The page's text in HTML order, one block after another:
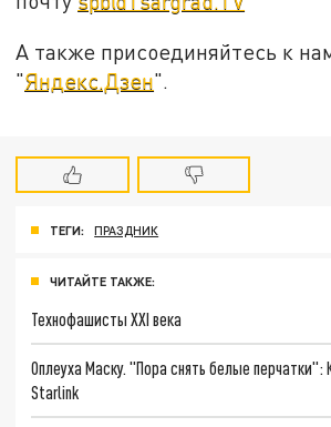
А также присоединяйтесь к
"Яндекс.Дзен".
ТЕГИ: ПРАЗДНИК
ЧИТАЙТЕ ТАКЖЕ:
Технофашисты XXI века
Оплеуха Маску. "Пора снять белые перчатки":
Starlink